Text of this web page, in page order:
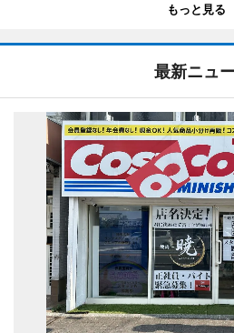
もっと見る
最新ニュ